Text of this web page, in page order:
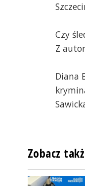
Czy
Z
Diana
Zobacz